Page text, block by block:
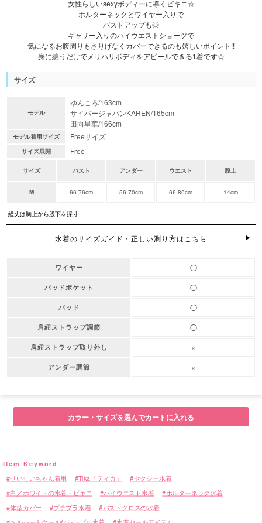
女性らしいsexyボディーに導くビキニ☆
ホルターネックとワイヤー入りで
バストアップも◎
ギャザー入りのハイウエストショーツで
気になるお腹周りもさりげなくカバーできるのも嬉しいポイント!!
身に纏うだけでメリハリボディをアピールできる1着です☆
サイズ
モデル
ゆんころ/163cm
サイバージャパンKAREN/165cm
田向星華/166cm
モデル着用サイズ Freeサイズ
サイズ展開 Free
サイズ バスト アンダー ウエスト 股上
M 66-76cm 56-70cm 66-80cm 14cm
総丈は胸上から股下を採寸
水着のサイズガイド・正しい測り方はこちら
ワイヤー ◯
パッドポケット ◯
パッド ◯
肩紐ストラップ調節 ◯
肩紐ストラップ取り外し ×
アンダー調節 ×
カラー・サイズを選んでカートに入れる
せいせいちゃん着用 Tika「ティカ」 セクシー水着
白／ホワイトの水着・ビキニ ハイウエスト水着 ホルターネック水着
体型カバー プチプラ水着
バストクロスの水着